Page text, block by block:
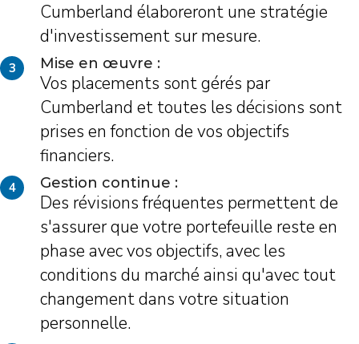
Cumberland élaboreront une stratégie
d'investissement sur mesure.
3 Mise en œuvre :
Vos placements sont gérés par
Cumberland et toutes les décisions sont
prises en fonction de vos objectifs
financiers.
4 Gestion continue :
Des révisions fréquentes permettent de
s'assurer que votre portefeuille reste en
phase avec vos objectifs, avec les
conditions du marché ainsi qu'avec tout
changement dans votre situation
personnelle.